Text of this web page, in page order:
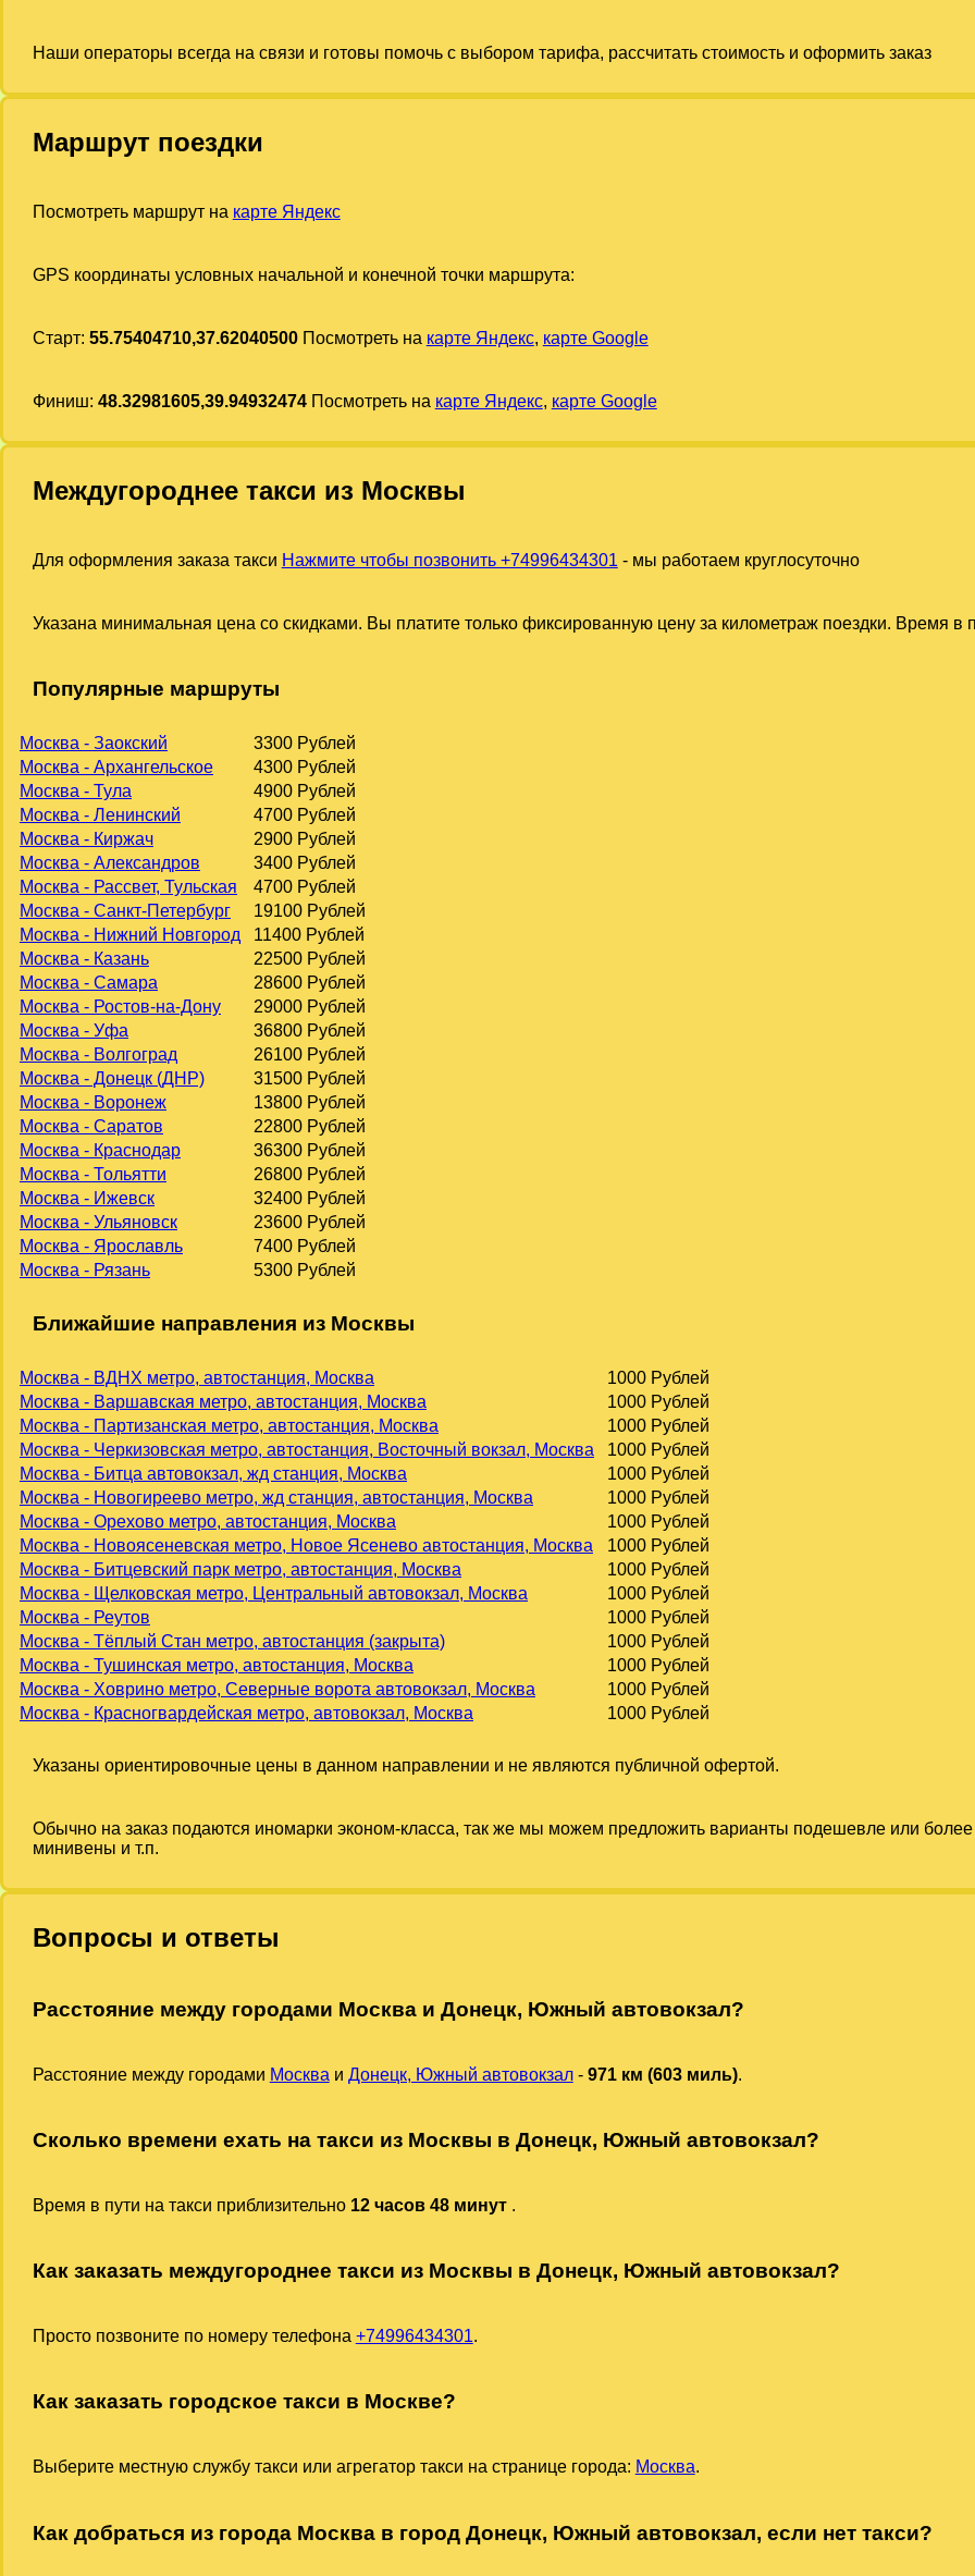
Наши операторы всегда на связи и готовы помочь с выбором тарифа, рассчитать стоимость и оформить заказ
Маршрут поездки
Посмотреть маршрут на карте Яндекс
GPS координаты условных начальной и конечной точки маршрута:
Старт: 55.75404710,37.62040500Посмотреть на карте Яндекс, карте Google
Финиш: 48.32981605,39.94932474Посмотреть на карте Яндекс, карте Google
Междугороднее такси из Москвы
Для оформления заказа такси Нажмите чтобы позвонить +74996434301 - мы работаем круглосуточно
Указана минимальная цена со скидками. Вы платите только фиксированную цену за километраж поездки. Время в
Популярные маршруты
Москва - Заокский
3300 Рублей
Москва - Архангельское
4300 Рублей
Москва - Тула
4900 Рублей
Москва - Ленинский
4700 Рублей
Москва - Киржач
2900 Рублей
Москва - Александров
3400 Рублей
Москва - Рассвет, Тульская
4700 Рублей
Москва - Санкт-Петербург
19100 Рублей
Москва - Нижний Новгород
11400 Рублей
Москва - Казань
22500 Рублей
Москва - Самара
28600 Рублей
Москва - Ростов-на-Дону
29000 Рублей
Москва - Уфа
36800 Рублей
Москва - Волгоград
26100 Рублей
Москва - Донецк (ДНР)
31500 Рублей
Москва - Воронеж
13800 Рублей
Москва - Саратов
22800 Рублей
Москва - Краснодар
36300 Рублей
Москва - Тольятти
26800 Рублей
Москва - Ижевск
32400 Рублей
Москва - Ульяновск
23600 Рублей
Москва - Ярославль
7400 Рублей
Москва - Рязань
5300 Рублей
Ближайшие направления из Москвы
Москва - ВДНХ метро, автостанция, Москва
1000 Рублей
Москва - Варшавская метро, автостанция, Москва
1000 Рублей
Москва - Партизанская метро, автостанция, Москва
1000 Рублей
Москва - Черкизовская метро, автостанция, Восточный вокзал, Москва
1000 Рублей
Москва - Битца автовокзал, жд станция, Москва
1000 Рублей
Москва - Новогиреево метро, жд станция, автостанция, Москва
1000 Рублей
Москва - Орехово метро, автостанция, Москва
1000 Рублей
Москва - Новоясеневская метро, Новое Ясенево автостанция, Москва
1000 Рублей
Москва - Битцевский парк метро, автостанция, Москва
1000 Рублей
Москва - Щелковская метро, Центральный автовокзал, Москва
1000 Рублей
Москва - Реутов
1000 Рублей
Москва - Тёплый Стан метро, автостанция (закрыта)
1000 Рублей
Москва - Тушинская метро, автостанция, Москва
1000 Рублей
Москва - Ховрино метро, Северные ворота автовокзал, Москва
1000 Рублей
Москва - Красногвардейская метро, автовокзал, Москва
1000 Рублей
Указаны ориентировочные цены в данном направлении и не являются публичной офертой.
Обычно на заказ подаются иномарки эконом-класса, так же мы можем предложить варианты подешевле или
минивены и т.п.
Вопросы и ответы
Расстояние между городами Москва и Донецк, Южный автовокзал?
Расстояние между городами Москва и Донецк, Южный автовокзал- 971 км (603 миль).
Сколько времени ехать на такси из Москвы в Донецк, Южный автовокзал?
Время в пути на такси приблизительно 12 часов 48 минут .
Как заказать междугороднее такси из Москвы в Донецк, Южный автовокзал?
Просто позвоните по номеру телефона +74996434301.
Как заказать городское такси в Москве?
Выберите местную службу такси или агрегатор такси на странице города: Москва.
Как добраться из города Москва в город Донецк, Южный автовокзал, если нет такси?